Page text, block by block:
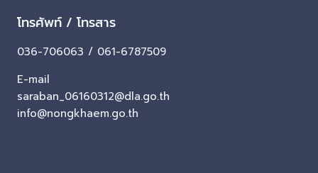
โทรศัพท์ / โทรสาร
036-706063 / 061-6787509
E-mail
saraban_06160312@dla.go.th
info@nongkhaem.go.th